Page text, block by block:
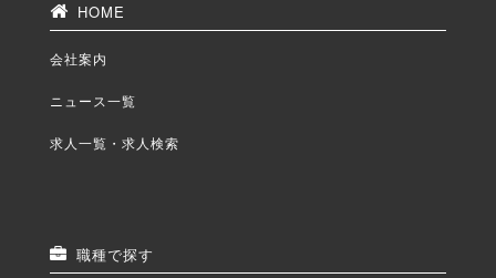
HOME
会社案内
ニュース一覧
求人一覧・求人検索
職種で探す